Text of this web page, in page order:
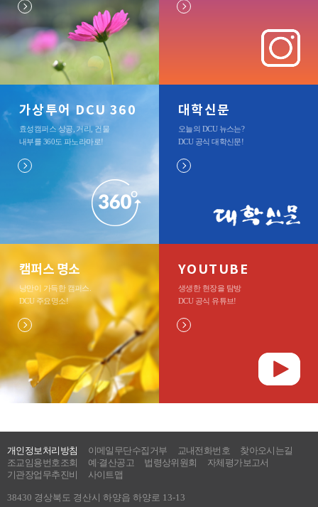
가상투어 DCU 360
효성캠퍼스 상공, 거리, 건물
내부를 360도 파노라마로!
캠퍼스 명소
낭만이 가득한 캠퍼스.
DCU 주요명소!
대학신문
오늘의 DCU 뉴스는?
DCU 공식 대학신문!
YOUTUBE
생생한 현장을 탐방
DCU 공식 유튜브!
개인정보처리방침 이메일무단수집거부 교내전화번호
찾아오시는길
조교임용번호조회
예·결산공고 법령상위원회
자체평가보고서
기관장업무추진비
사이트맵
38430 경상북도 경산시 하양읍 하양로 13-13